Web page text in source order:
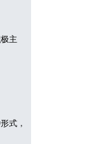
主
式，